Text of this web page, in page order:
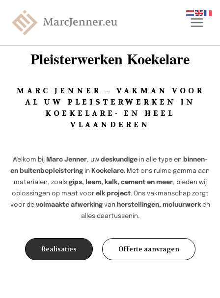
Pleisterwerken Koekelare
MARC JENNER – VAKMAN VOOR
AL UW PLEISTERWERKEN IN
KOEKELARE- EN HEEL
VLAANDEREN
Welkom bij Marc Jenner, uw deskundige in alle type en binnen-
en buitenbepleistering in Koekelare. Met ons ruime gamma aan
materialen, zoals gips, leem, kalk, cement en meer, bieden wij
oplossingen op maat voor elk project. Ons vakmanschap zorgt
voor de volmaakte afwerkingvan herstellingen, moluurwerken
alles daartussenin.
Realisaties Offerte aanvragen